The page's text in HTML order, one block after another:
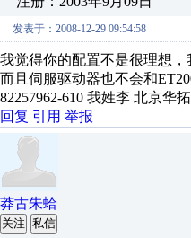
发表于：2008-12-29 09:54:58
我觉得你的配置不是很理想
而且伺服驱动器也不会和
82257962-610 我姓李 北京华
回复 引用 举报
莽古朱蛤
关注 私信